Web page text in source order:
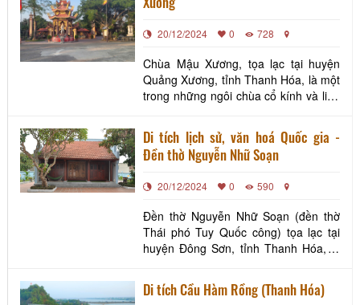
còn là nơi ghi dấu những giá trị lịch sử
Trần Nhật
20/12/2024 0 728
Chùa Mậu Xương, tọa lạc tại huyện
Quảng Xương, tỉnh Thanh Hóa, là một
trong những ngôi chùa cổ kính và linh
Phật giáo truyền thống Việt Nam. Nằm
giữa khung cảnh thanh bình của vùng
quê, chùa là nơi giao thoa giữa sự tĩnh
tâm linh sâu
Di tích lịch sử, văn hoá Quốc gia -
Đền thờ Nguyễn Nhữ Soạn
20/12/2024 0 590
Đền thờ Nguyễn Nhữ Soạn (đền thờ
Thái phó Tuy Quốc công) tọa lạc tại
huyện Đông Sơn, tỉnh Thanh Hóa, là
biểu, gắn liền với tên tuổi của vị tướng
tài ba thời Lê sơ. Nguyễn Nhữ Soạn
Di tích Cầu Hàm Rồng (Thanh Hóa)